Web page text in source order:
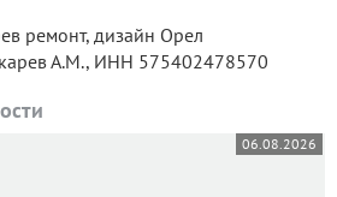
А.М., ИНН 575402478570
06.08.2026